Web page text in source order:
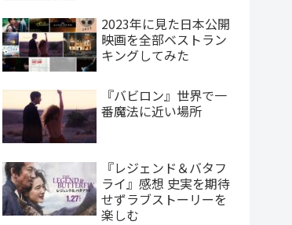
2023年に見た日本公開
映画を全部ベストラン
キングしてみた
『バビロン』世界で一
番魔法に近い場所
『レジェンド＆バタフ
ライ』感想 史実を期待
せずラブストーリーを
楽しむ